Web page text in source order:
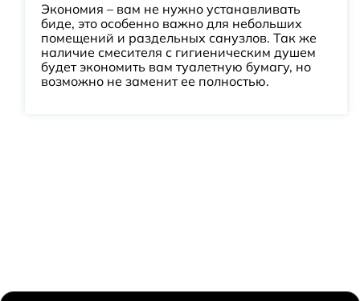
Экономия – вам не нужно устанавливать
биде, это особенно важно для небольших
помещений и раздельных санузлов. Так же
наличие смесителя с гигиеническим душем
будет экономить вам туалетную бумагу, но
возможно не заменит ее полностью.